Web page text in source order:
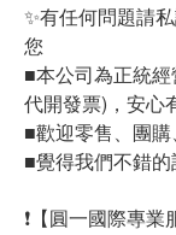
✨有任何問題請
您
■本公司為正統
代開發票)，安心
■歡迎零售、團
■覺得我們不錯
❗【圓一國際專業